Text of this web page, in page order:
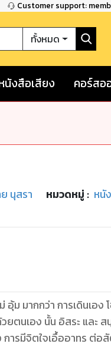
Customer support:
ทั้งหมด
นังสือเสียง คอร์สอ
นุสรา หมวดหมู่ : หนั
ม มากกว่า การเดินเอง
ยตนเอง นั้น อิสระ และ
การช่วยเหลือตนเอง รวมทั้ง การมีจิตใจเอื้ออ